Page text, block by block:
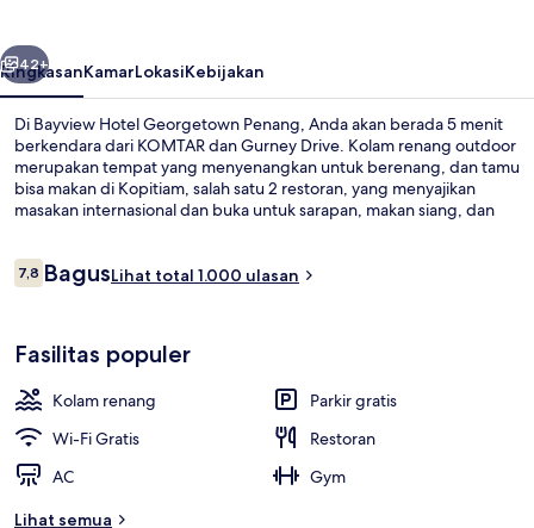
Berikutnya
42+
RingkasanKamarLokasiKebijakan
Di Bayview Hotel Georgetown Penang, Anda akan berada 5 menit
berkendara dari KOMTAR dan Gurney Drive. Kolam renang outdoor
merupakan tempat yang menyenangkan untuk berenang, dan tamu
bisa makan di Kopitiam, salah satu 2 restoran, yang menyajikan
masakan internasional dan buka untuk sarapan, makan siang, dan
staf dan lokasi.
Ulasan
7,87,8 dari 10
BagusLihat total 1.000 ulasan
Fasilitas populer
Kolam renang
Parkir gratis
Wi-Fi Gratis
Restoran
AC
Gym
Lihat semua